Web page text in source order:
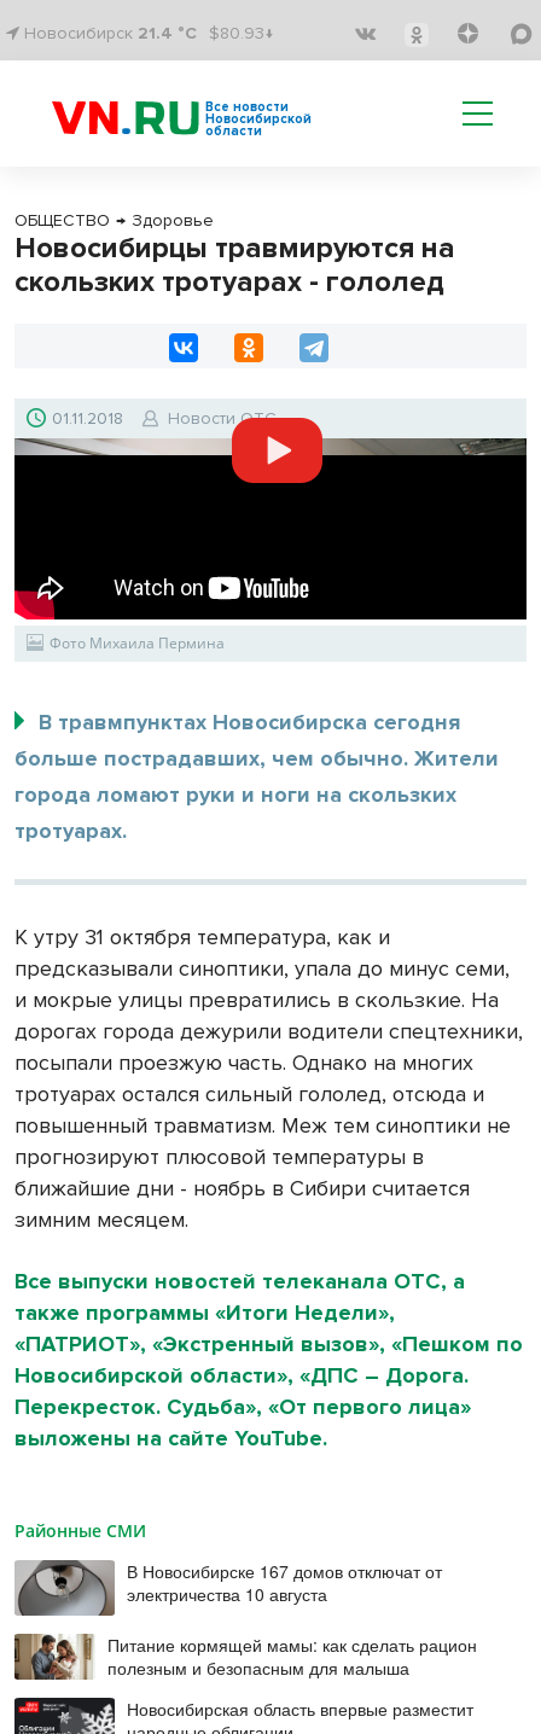
Новосибирск 21.4 °C $80.93↓
Все новости
Новосибирской
области
ОБЩЕСТВО → Здоровье
Новосибирцы травмируются на
скользких тротуарах - гололед
01.11.2018 Новости ОТС
Фото Михаила Пермина
В травмпунктах Новосибирска сегодня
больше пострадавших, чем обычно. Жители
города ломают руки и ноги на скользких
тротуарах.
К утру 31 октября температура, как и
предсказывали синоптики, упала до минус семи,
и мокрые улицы превратились в скользкие. На
дорогах города дежурили водители спецтехники,
посыпали проезжую часть. Однако на многих
тротуарах остался сильный гололед, отсюда и
повышенный травматизм. Меж тем синоптики не
прогнозируют плюсовой температуры в
ближайшие дни - ноябрь в Сибири считается
зимним месяцем.
Все выпуски новостей телеканала ОТС, а
также программы «Итоги Недели»,
«ПАТРИОТ», «Экстренный вызов», «Пешком по
Новосибирской области», «ДПС – Дорога.
Перекресток. Судьба», «От первого лица»
выложены на сайте YouTube.
Районные СМИ
В Новосибирске 167 домов отключат от
электричества 10 августа
Питание кормящей мамы: как сделать рацион
полезным и безопасным для малыша
Новосибирская область впервые разместит